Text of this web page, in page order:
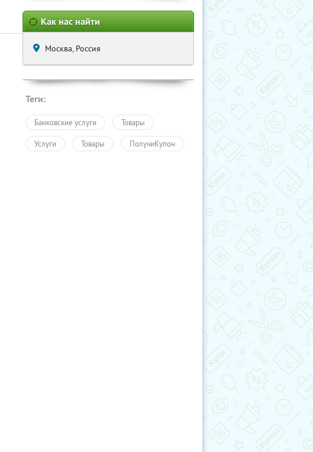
Как нас найти
Москва, Россия
Теги:
Банковские услуги Товары
Услуги Товары ПолучиКупон